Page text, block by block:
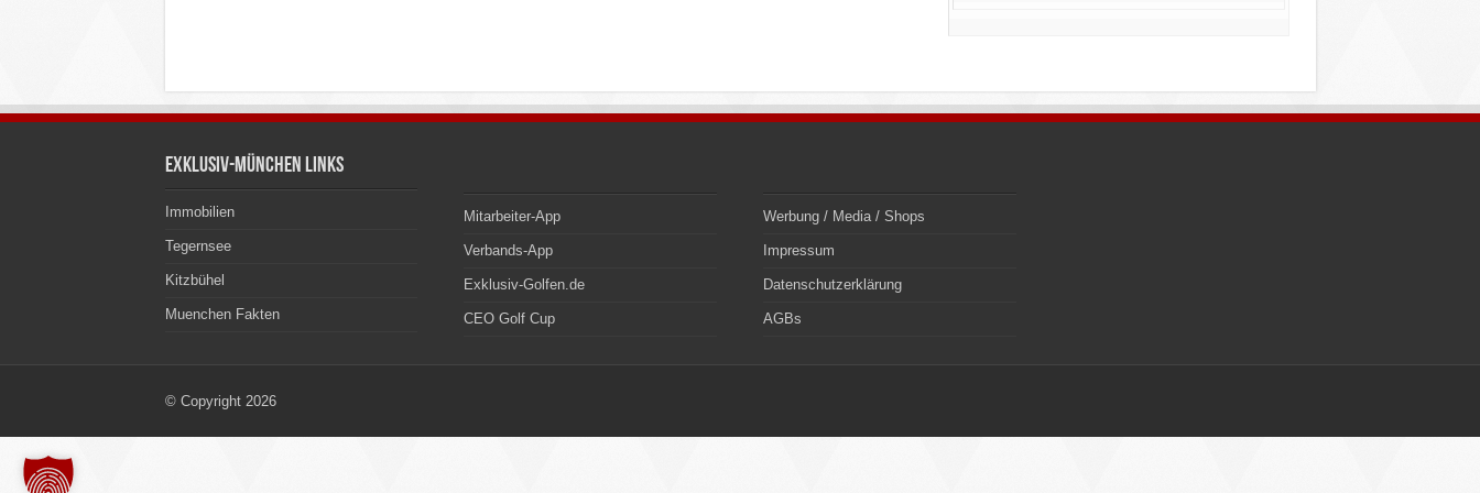
Exklusiv-München Links
Immobilien
Tegernsee
Kitzbühel
Muenchen Fakten
Mitarbeiter-App
Verbands-App
Exklusiv-Golfen.de
CEO Golf Cup
Werbung / Media / Shops
Impressum
Datenschutzerklärung
AGBs
© Copyright 2026